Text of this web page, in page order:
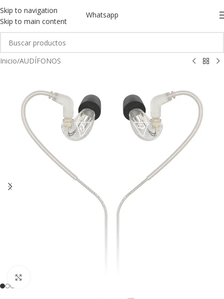
Skip to navigation
Skip to main content
Whatsapp
Inicio/AUDÍFONOS